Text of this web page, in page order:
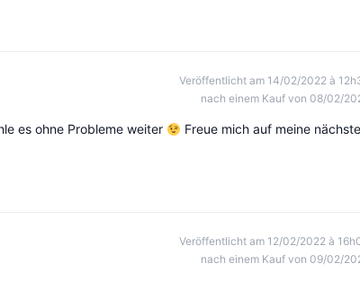
Veröffentlicht am 14/02/2022 à
nach einem Kauf von 08/02/
es ohne Probleme weiter
Freue mich auf meine nächste
Veröffentlicht am 12/02/2022 à
nach einem Kauf von 09/02/